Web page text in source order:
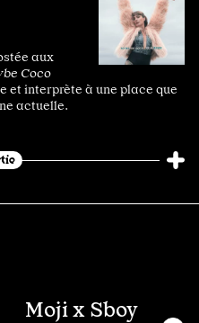
aux
Coco
et interprète à une place que
actuelle.
Moji x Sboy